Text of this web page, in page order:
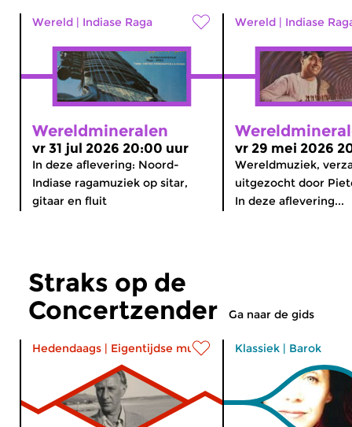
Wereld | Indiase Raga
Wereldmineralen
vr 31 jul 2026 20:00 uur
In deze aflevering: Noord-
Indiase ragamuziek op sitar,
gitaar en fluit
Wereld | Indiase
vr 29 mei 2026
Wereldmuziek,
uitgezocht door
In deze aflevering...
Straks op de
Concertzender
Ga naar de gids
Hedendaags | Eigentijdse muziek Klassiek | Barok